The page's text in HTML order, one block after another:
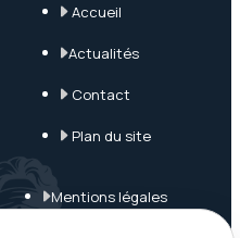
Accueil
Actualités
Contact
Plan du site
Mentions légales